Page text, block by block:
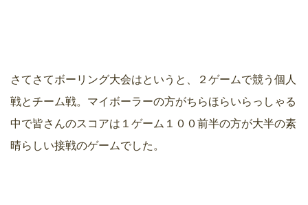
さてさてボーリング大会はというと、２ゲームで競う個人
戦とチーム戦。マイボーラーの方がちらほらいらっしゃる
中で皆さんのスコアは１ゲーム１００前半の方が大半の素
晴らしい接戦のゲームでした。